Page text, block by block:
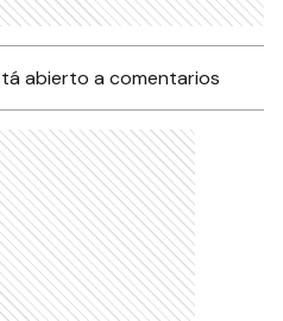
abierto a comentarios